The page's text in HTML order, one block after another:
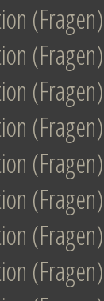
(Fragen)
(Fragen)
(Fragen)
(Fragen)
(Fragen)
(Fragen)
(Fragen)
(Fragen)